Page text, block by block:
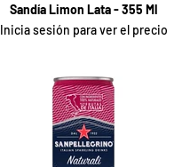
Sandía Limon Lata - 355 Ml
Inicia sesión para ver el precio